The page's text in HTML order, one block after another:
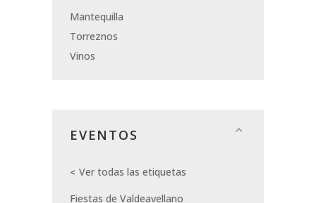
Mantequilla
Torreznos
Vinos
EVENTOS
Ver todas las etiquetas
Fiestas de Valdeavellano